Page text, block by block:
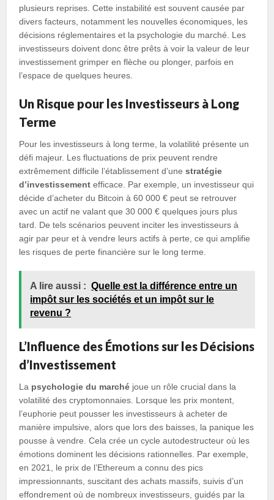
plusieurs reprises. Cette instabilité est souvent causée par
divers facteurs, notamment les nouvelles économiques, les
décisions réglementaires et la psychologie du marché. Les
investisseurs doivent donc être prêts à voir la valeur de leur
investissement grimper en flèche ou plonger, parfois en
l’espace de quelques heures.
Un Risque pour les Investisseurs à Long
Terme
Pour les investisseurs à long terme, la volatilité présente un
défi majeur. Les fluctuations de prix peuvent rendre
extrêmement difficile l’établissement d’unestratégie
d’investissement efficace. Par exemple, un investisseur qui
décide d’acheter du Bitcoin à 60 000 € peut se retrouver
avec un actif ne valant que 30 000 € quelques jours plus
tard. De tels scénarios peuvent inciter les investisseurs à
agir par peur et à vendre leurs actifs à perte, ce qui amplifie
les risques de perte financière sur le long terme.
A lire aussi : Quelle est la différence entre un
impôt sur les sociétés et un impôt sur le
revenu ?
L’Influence des Émotions sur les Décisions
d’Investissement
La psychologie du marché joue un rôle crucial dans la
volatilité des cryptomonnaies. Lorsque les prix montent,
l’euphorie peut pousser les investisseurs à acheter de
manière impulsive, alors que lors des baisses, la panique les
pousse à vendre. Cela crée un cycle autodestructeur où les
émotions dominent les décisions rationnelles. Par exemple,
en 2021, le prix de l’Ethereum a connu des pics
impressionnants, suscitant des achats massifs, suivis d’un
effondrement où de nombreux investisseurs, guidés par la